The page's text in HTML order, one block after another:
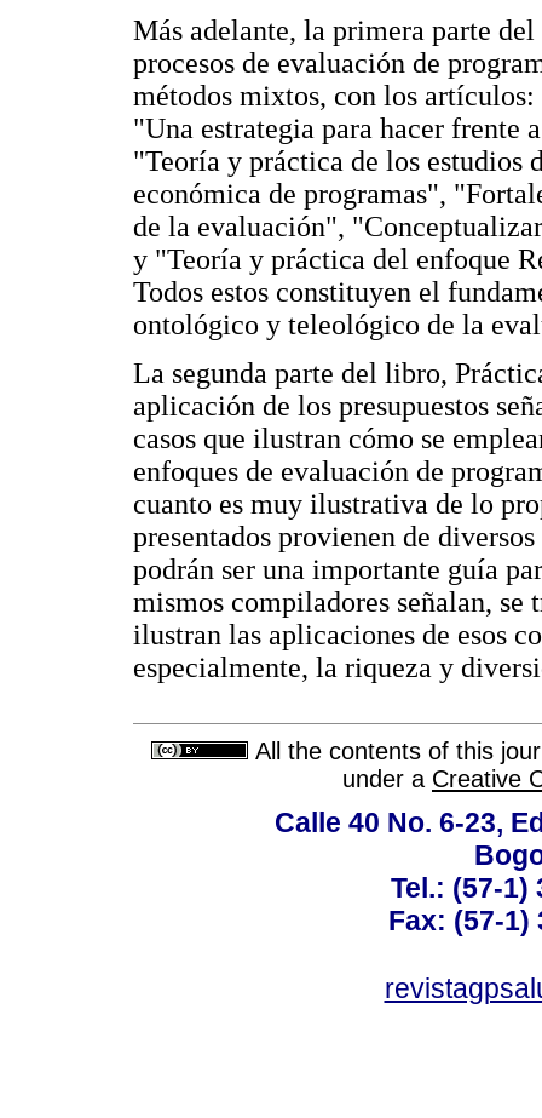
Más adelante, la primera parte
procesos de evaluación de
métodos mixtos, con los
"Una estrategia para hacer frente
"Teoría y práctica de los estudios
económica de programas",
de la evaluación",
y "Teoría y práctica del enfoque
Todos estos constituyen el
ontológico y teleológico de la
La segunda parte del libro,
aplicación de los presupuestos
casos que ilustran cómo se
enfoques de evaluación de
cuanto es muy ilustrativa de lo
presentados provienen de
podrán ser una importante guía
mismos compiladores señalan, se
ilustran las aplicaciones de esos
especialmente, la riqueza y
All the contents of this
under a Creative
Calle 40 No. 6-23,
Tel.: (57-1)
Fax: (57-1)